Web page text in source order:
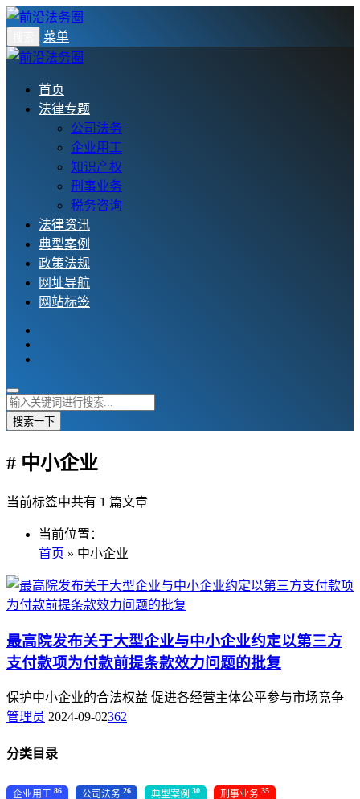
菜单
首页
法律专题
公司法务
企业用工
知识产权
刑事业务
税务咨询
法律资讯
典型案例
政策法规
网址导航
网站标签
搜索一下
# 中小企业
当前标签中共有 1 篇文章
当前位置：
首页 » 中小企业
最高院发布关于大型企业与中小企业约定以第三方
支付款项为付款前提条款效力问题的批复
保护中小企业的合法权益 促进各经营主体公平参与市场竞争
管理员 2024-09-02362
分类目录
企业用工 86 公司法务 26 典型案例 30 刑事业务 35